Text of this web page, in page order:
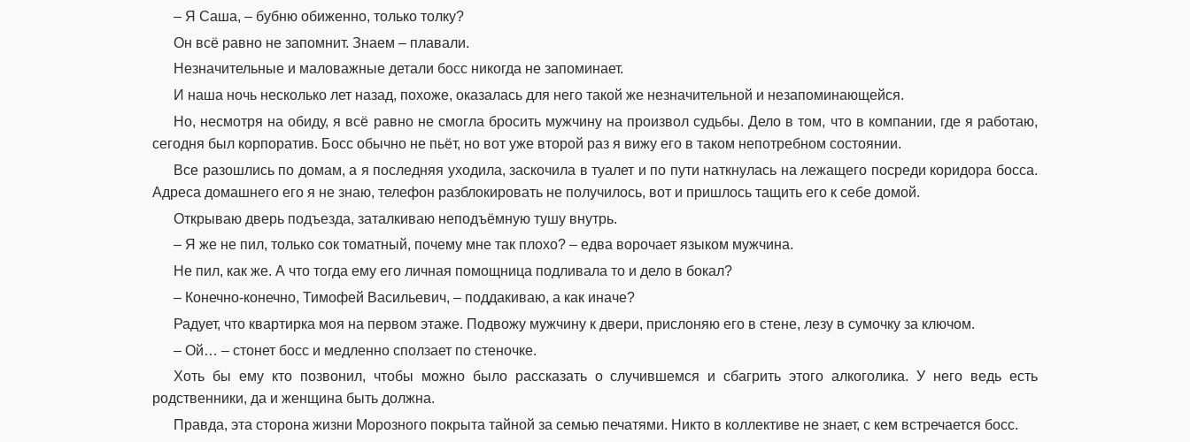
– Я Саша, – бубню обиженно, только толку?
Он всё равно не запомнит. Знаем – плавали.
Незначительные и маловажные детали босс никогда не запоминает.
И наша ночь несколько лет назад, похоже, оказалась для него такой же незначительной и незапоминающейся.
Но, несмотря на обиду, я всё равно не смогла бросить мужчину на произвол судьбы. Дело в том, что в компании, где я работаю,
сегодня был корпоратив. Босс обычно не пьёт, но вот уже второй раз я вижу его в таком непотребном состоянии.
Все разошлись по домам, а я последняя уходила, заскочила в туалет и по пути наткнулась на лежащего посреди коридора босса.
Адреса домашнего его я не знаю, телефон разблокировать не получилось, вот и пришлось тащить его к себе домой.
Открываю дверь подъезда, заталкиваю неподъёмную тушу внутрь.
– Я же не пил, только сок томатный, почему мне так плохо? – едва ворочает языком мужчина.
Не пил, как же. А что тогда ему его личная помощница подливала то и дело в бокал?
– Конечно-конечно, Тимофей Васильевич, – поддакиваю, а как иначе?
Радует, что квартирка моя на первом этаже. Подвожу мужчину к двери, прислоняю его в стене, лезу в сумочку за ключом.
– Ой… – стонет босс и медленно сползает по стеночке.
Хоть бы ему кто позвонил, чтобы можно было рассказать о случившемся и сбагрить этого алкоголика. У него ведь есть
родственники, да и женщина быть должна.
Правда, эта сторона жизни Морозного покрыта тайной за семью печатями. Никто в коллективе не знает, с кем встречается босс.